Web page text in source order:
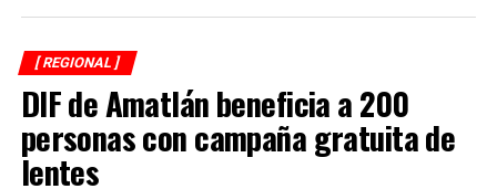
[ REGIONAL ]
DIF de Amatlán beneficia a 200
personas con campaña gratuita de
lentes